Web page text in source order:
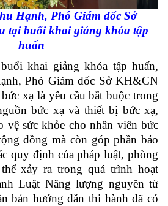
Hạnh, Phó Giám đốc Sở
tại buổi khai giảng khóa tập
huấn
khai giảng khóa tập huấn,
Phó Giám đốc Sở KH&CN
xạ là yêu cầu bắt buộc trong
bức xạ và thiết bị bức xạ,
vệ sức khỏe cho nhân viên bức
đồng mà còn góp phần bảo
quy định của pháp luật, phòng
xảy ra trong quá trình hoạt
Luật Năng lượng nguyên từ
bản hướng dẫn thi hành đã có